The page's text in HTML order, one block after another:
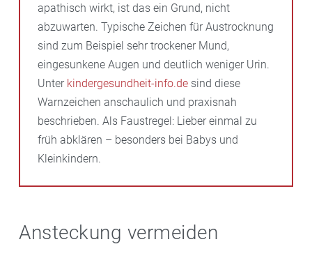
apathisch wirkt, ist das ein Grund, nicht
abzuwarten. Typische Zeichen für Austrocknung
sind zum Beispiel sehr trockener Mund,
eingesunkene Augen und deutlich weniger Urin.
Unter kindergesundheit-info.de sind diese
Warnzeichen anschaulich und praxisnah
beschrieben. Als Faustregel: Lieber einmal zu
früh abklären – besonders bei Babys und
Kleinkindern.
Ansteckung vermeiden